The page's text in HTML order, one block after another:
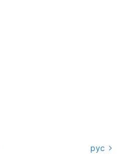
рус